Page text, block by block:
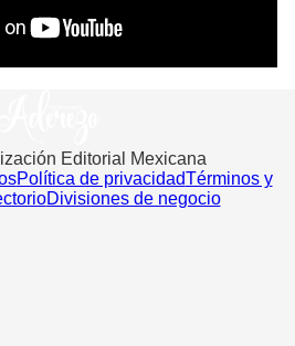
Editorial Mexicana
Política de privacidadTérminos y
Divisiones de negocio